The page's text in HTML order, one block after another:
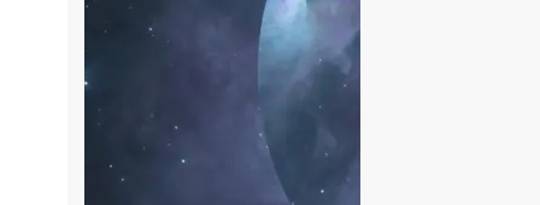
IT-Security
IT-Messtechnik
Managed Service Provider
Kunden